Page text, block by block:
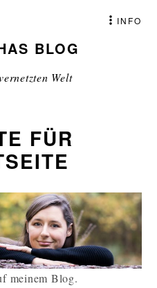
BLOG
Welt
INFO
FÜR
meinem Blog.